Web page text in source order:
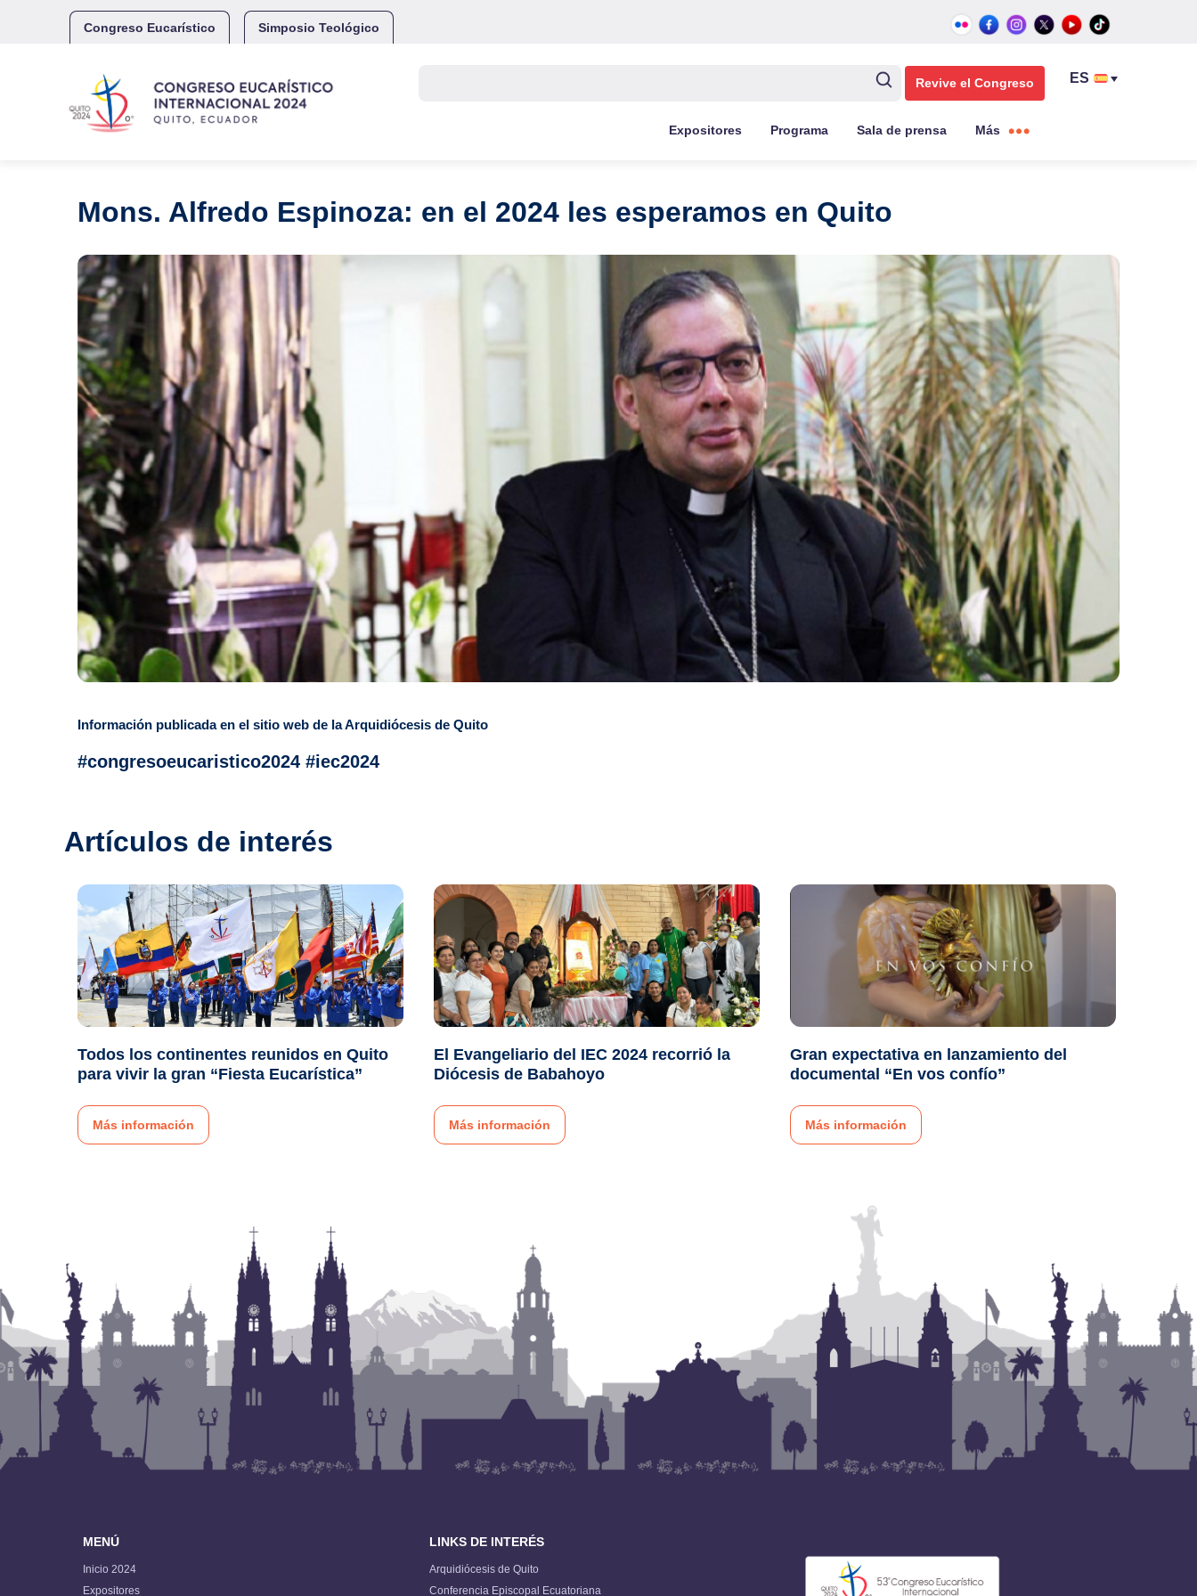
Congreso Eucarístico Simposio Teológico
Revive el Congreso
Expositores Programa Sala de prensa Más
Mons. Alfredo Espinoza: en el 2024 les esperamos en Quito
Información publicada en el sitio web de la Arquidiócesis de Quito
#congresoeucaristico2024 #iec2024
Artículos de interés
Todos los continentes reunidos en Quito
para vivir la gran “Fiesta Eucarística”
Más información
El Evangeliario del IEC 2024 recorrió la
Diócesis de Babahoyo
Más información
Gran expectativa en lanzamiento del
documental “En vos confío”
Más información
MENÚ
Inicio 2024
Expositores
LINKS DE INTERÉS
Arquidiócesis de Quito
Conferencia Episcopal Ecuatoriana